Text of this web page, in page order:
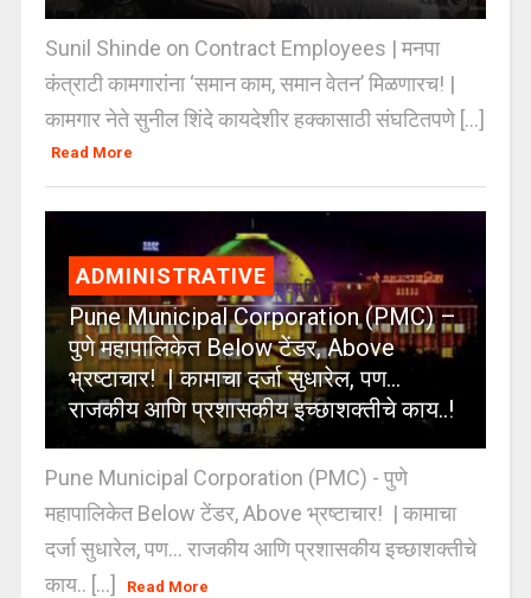
Sunil Shinde on Contract Employees | मनपा
कंत्राटी कामगारांना ‘समान काम, समान वेतन’ मिळणारच! |
कामगार नेते सुनील शिंदे कायदेशीर हक्कासाठी संघटितपणे [...]
Read More
ADMINISTRATIVE
Pune Municipal Corporation (PMC) –
पुणे महापालिकेत Below टेंडर, Above
भ्रष्टाचार! | कामाचा दर्जा सुधारेल, पण…
राजकीय आणि प्रशासकीय इच्छाशक्तीचे काय..!
Pune Municipal Corporation (PMC) - पुणे
महापालिकेत Below टेंडर, Above भ्रष्टाचार! | कामाचा
दर्जा सुधारेल, पण… राजकीय आणि प्रशासकीय इच्छाशक्तीचे
काय.. [...]
Read More